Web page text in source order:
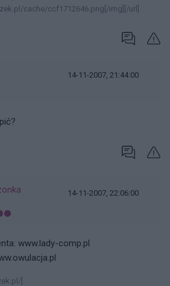
cache/ccf1712646.png[/img][/url]
14-11-2007, 21:44:00
14-11-2007, 22:06:00
www.lady-comp.pl
]